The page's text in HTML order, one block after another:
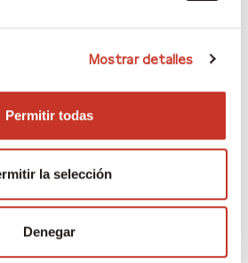
Mostrar detalles
Permitir todas
la selección
Denegar